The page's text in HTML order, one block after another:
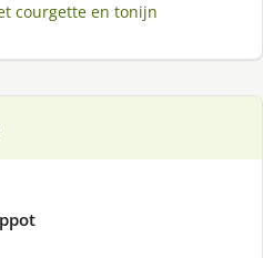
courgette en tonijn